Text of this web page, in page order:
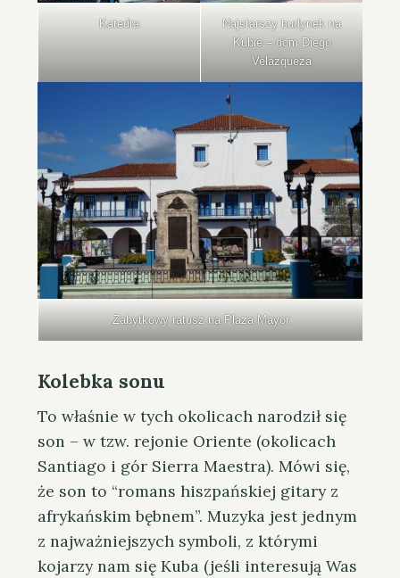
Katedra
Najstarszy budynek na
Kubie – dom Diego
Velazqueza
Zabytkowy ratusz na Plaza Mayor
Kolebka sonu
To właśnie w tych okolicach narodził się
son – w tzw. rejonie Oriente (okolicach
Santiago i gór Sierra Maestra). Mówi się,
że son to “romans hiszpańskiej gitary z
afrykańskim bębnem”. Muzyka jest jednym
z najważniejszych symboli, z którymi
kojarzy nam się Kuba (jeśli interesują Was